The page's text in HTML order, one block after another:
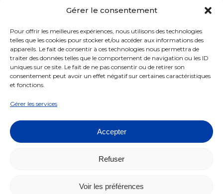
Gérer le consentement
Pour offrir les meilleures expériences, nous utilisons des technologies
telles que les cookies pour stocker et/ou accéder aux informations des
appareils. Le fait de consentir à ces technologies nous permettra de
traiter des données telles que le comportement de navigation ou les ID
uniques sur ce site. Le fait de ne pas consentir ou de retirer son
consentement peut avoir un effet négatif sur certaines caractéristiques
et fonctions.
Gérer les services
Accepter
Refuser
Voir les préférences
Présentation
Organisation
Actualités
Ressources & matériaux
Nos ressources
Mentions légales